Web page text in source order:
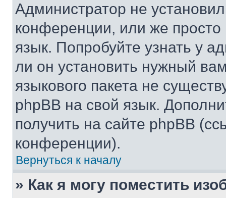
Администратор не
конференции, или же
язык. Попробуйте узнать у
ли он установить нужный
языкового пакета не
phpBB на свой язык.
получить на сайте phpBB
конференции).
Вернуться к началу
» Как я могу поместить